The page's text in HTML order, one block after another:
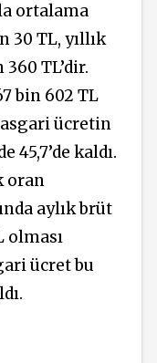
ortalama
30 TL, yıllık
TL’dir.
bin 602 TL
ücretin
45,7’de kaldı.
oran
aylık brüt
olması
ücret bu